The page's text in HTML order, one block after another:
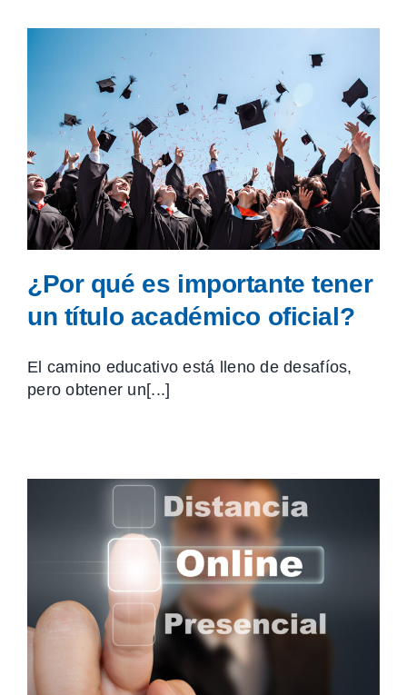
¿Por qué es importante tener
un título académico oficial?
El camino educativo está lleno de desafíos,
pero obtener un[...]